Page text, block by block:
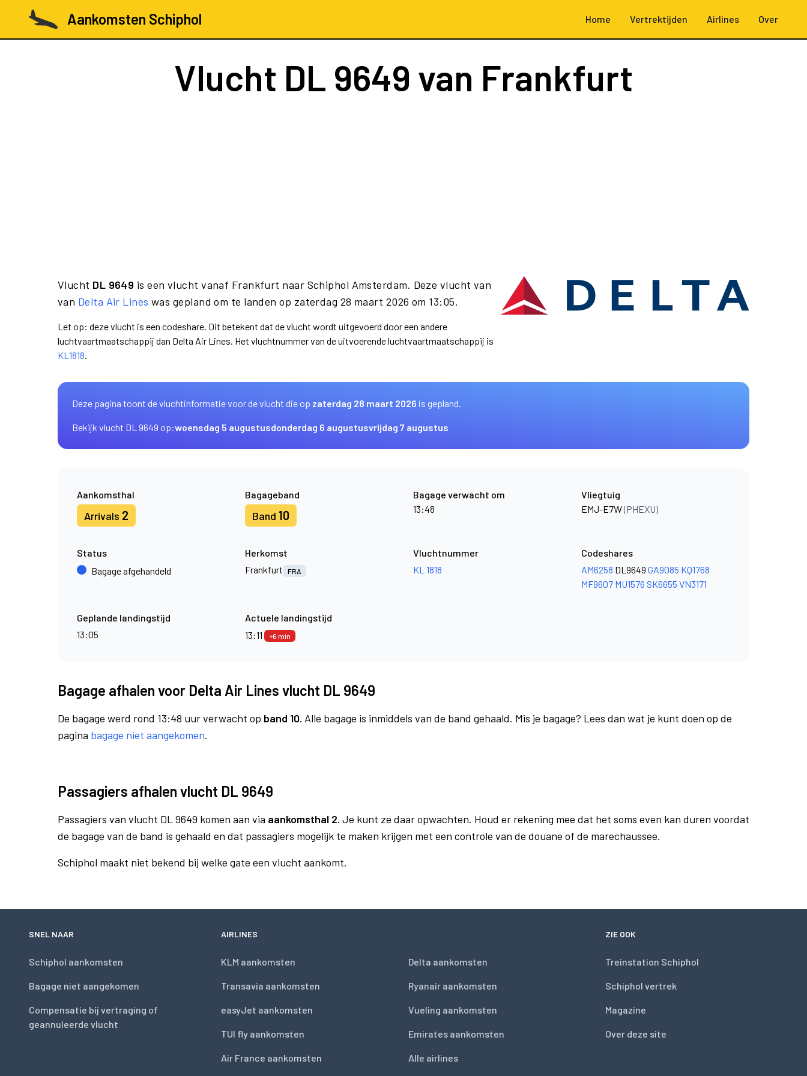
Aankomsten Schiphol Home Vertrektijden Airlines Over
Vlucht DL 9649 van Frankfurt
Vlucht DL 9649 is een vlucht vanaf Frankfurt naar Schiphol Amsterdam. Deze vlucht van
van Delta Air Lines was gepland om te landen op zaterdag 28 maart 2026 om 13:05.
Let op: deze vlucht is een codeshare. Dit betekent dat de vlucht wordt uitgevoerd door een andere
luchtvaartmaatschappij dan Delta Air Lines. Het vluchtnummer van de uitvoerende luchtvaartmaatschappij is
KL1818.
Deze pagina toont de vluchtinformatie voor de vlucht die op zaterdag 28 maart 2026 is gepland.
Bekijk vlucht DL 9649 op:woensdag 5 augustusdonderdag 6 augustusvrijdag 7 augustus
Aankomsthal
Arrivals 2
Bagageband
Band 10
Bagage verwacht om
13:48
Vliegtuig
EMJ-E7W(PHEXU)
Status
Bagage afgehandeld
Herkomst
Frankfurt
FRA
Vluchtnummer
KL 1818
Codeshares
AM6258 DL9649 GA9085 KQ1768
MF9607 MU1576 SK6655 VN3171
Geplande landingstijd
13:05
Actuele landingstijd
13:11
+6 min
Bagage afhalen voor Delta Air Lines vlucht DL 9649
De bagage werd rond 13:48 uur verwacht op band 10. Alle bagage is inmiddels van de band gehaald. Mis je bagage? Lees dan wat je kunt doen op de
pagina bagage niet aangekomen.
Passagiers afhalen vlucht DL 9649
Passagiers van vlucht DL 9649 komen aan via aankomsthal 2. Je kunt ze daar opwachten. Houd er rekening mee dat het soms even kan duren voordat
de bagage van de band is gehaald en dat passagiers mogelijk te maken krijgen met een controle van de douane of de marechaussee.
Schiphol maakt niet bekend bij welke gate een vlucht aankomt.
SNEL NAAR
Schiphol aankomsten
Bagage niet aangekomen
Compensatie bij vertraging of
geannuleerde vlucht
AIRLINES
KLM aankomsten
Transavia aankomsten
easyJet aankomsten
TUI fly aankomsten
Air France aankomsten
Delta aankomsten
Ryanair aankomsten
Vueling aankomsten
Emirates aankomsten
Alle airlines
ZIE OOK
Treinstation Schiphol
Schiphol vertrek
Magazine
Over deze site